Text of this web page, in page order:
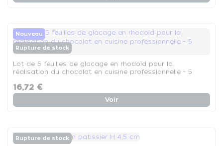
Nouveau
Rupture de stock
Lot de 5 feuilles de glacage en rhodoïd pour la
réalisation du chocolat en cuisine professionnelle - 5
16,72 €
Voir
Rupture de stock